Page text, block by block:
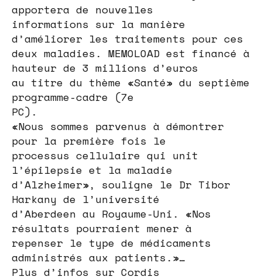
apportera de nouvelles
informations sur la manière
d’améliorer les traitements pour ces
deux maladies. MEMOLOAD est financé à
hauteur de 3 millions d’euros
au titre du thème «Santé» du septième
programme-cadre (7e
PC).
«Nous sommes parvenus à démontrer
pour la première fois le
processus cellulaire qui unit
l’épilepsie et la maladie
d’Alzheimer», souligne le Dr Tibor
Harkany de l’université
d’Aberdeen au Royaume-Uni. «Nos
résultats pourraient mener à
repenser le type de médicaments
administrés aux patients.»…
Plus d’infos sur Cordis